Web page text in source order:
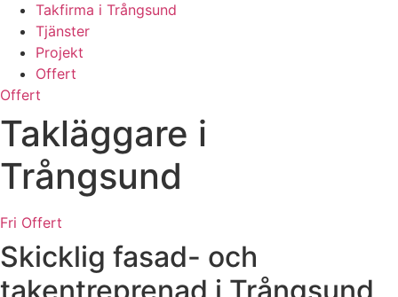
Takfirma i Trångsund
Tjänster
Projekt
Offert
Offert
Takläggare i
Trångsund
Fri Offert
Skicklig fasad- och